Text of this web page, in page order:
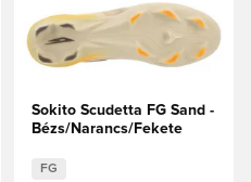
Sokito Scudetta FG Sand -
Bézs/Narancs/Fekete
FG